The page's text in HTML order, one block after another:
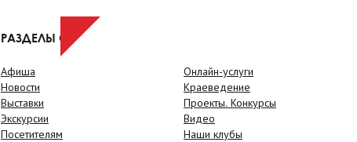
РАЗДЕЛЫ САЙТА
Афиша
Новости
Выставки
Экскурсии
Посетителям
Онлайн-услуги
Краеведение
Проекты. Конкурсы
Видео
Наши клубы